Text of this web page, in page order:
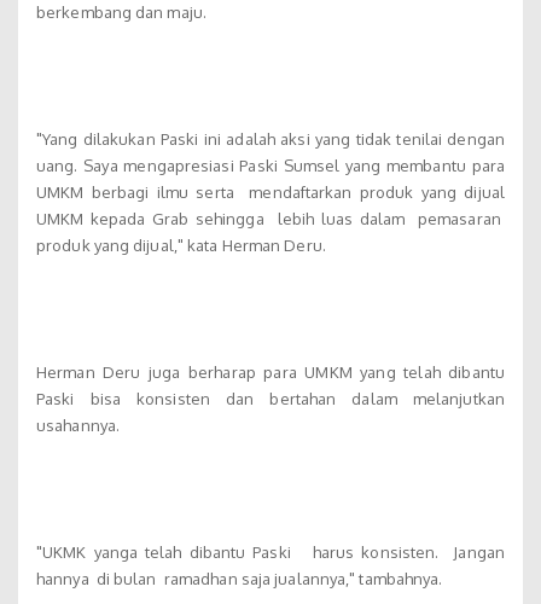
berkembang dan maju.
"Yang dilakukan Paski ini adalah aksi yang tidak tenilai dengan
uang. Saya mengapresiasi Paski Sumsel yang membantu para
UMKM berbagi ilmu serta mendaftarkan produk yang dijual
UMKM kepada Grab sehingga lebih luas dalam pemasaran
produk yang dijual," kata Herman Deru.
Herman Deru juga berharap para UMKM yang telah dibantu
Paski bisa konsisten dan bertahan dalam melanjutkan
usahannya.
"UKMK yanga telah dibantu Paski harus konsisten. Jangan
hannya di bulan ramadhan saja jualannya," tambahnya.